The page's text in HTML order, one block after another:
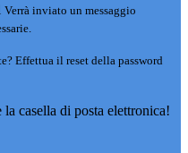
Verrà inviato un messaggio
Effettua il reset della password
casella di posta elettronica!